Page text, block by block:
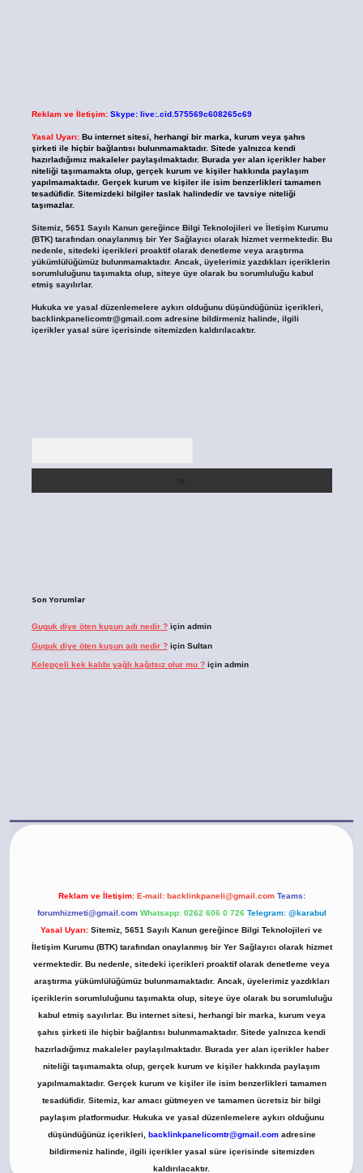
Reklam ve İletişim: Skype: live:.cid.575569c608265c69
Yasal Uyarı: Bu internet sitesi, herhangi bir marka, kurum veya şahıs
şirketi ile hiçbir bağlantısı bulunmamaktadır. Sitede yalnızca kendi
hazırladığımız makaleler paylaşılmaktadır. Burada yer alan içerikler haber
niteliği taşımamakta olup, gerçek kurum ve kişiler hakkında paylaşım
yapılmamaktadır. Gerçek kurum ve kişiler ile isim benzerlikleri tamamen
tesadüfidir. Sitemizdeki bilgiler taslak halindedir ve tavsiye niteliği
taşımazlar.
Sitemiz, 5651 Sayılı Kanun gereğince Bilgi Teknolojileri ve İletişim Kurumu
(BTK) tarafından onaylanmış bir Yer Sağlayıcı olarak hizmet vermektedir. Bu
nedenle, sitedeki içerikleri proaktif olarak denetleme veya araştırma
yükümlülüğümüz bulunmamaktadır. Ancak, üyelerimiz yazdıkları içeriklerin
sorumluluğunu taşımakta olup, siteye üye olarak bu sorumluluğu kabul
etmiş sayılırlar.
Hukuka ve yasal düzenlemelere aykırı olduğunu düşündüğünüz içerikleri,
backlinkpanelicomtr@gmail.comadresine bildirmeniz halinde, ilgili
içerikler yasal süre içerisinde sitemizden kaldırılacaktır.
Son Yorumlar
Guguk diye öten kuşun adı nedir ?için admin
Guguk diye öten kuşun adı nedir ?için Sultan
Kelepçeli kek kalıbı yağlı kağıtsız olur mu ?için admin
Reklam ve İletişim: E-mail: backlinkpaneli@gmail.com Teams:
forumhizmeti@gmail.com Whatsapp: 0262 606 0 726 Telegram: @karabul
Yasal Uyarı: Sitemiz, 5651 Sayılı Kanun gereğince Bilgi Teknolojileri ve
İletişim Kurumu (BTK) tarafından onaylanmış bir Yer Sağlayıcı olarak hizmet
vermektedir. Bu nedenle, sitedeki içerikleri proaktif olarak denetleme veya
araştırma yükümlülüğümüz bulunmamaktadır. Ancak, üyelerimiz yazdıkları
içeriklerin sorumluluğunu taşımakta olup, siteye üye olarak bu sorumluluğu
kabul etmiş sayılırlar. Bu internet sitesi, herhangi bir marka, kurum veya
şahıs şirketi ile hiçbir bağlantısı bulunmamaktadır. Sitede yalnızca kendi
hazırladığımız makaleler paylaşılmaktadır. Burada yer alan içerikler haber
niteliği taşımamakta olup, gerçek kurum ve kişiler hakkında paylaşım
yapılmamaktadır. Gerçek kurum ve kişiler ile isim benzerlikleri tamamen
tesadüfidir. Sitemiz, kar amacı gütmeyen ve tamamen ücretsiz bir bilgi
paylaşım platformudur. Hukuka ve yasal düzenlemelere aykırı olduğunu
düşündüğünüz içerikleri, backlinkpanelicomtr@gmail.comadresine
bildirmeniz halinde, ilgili içerikler yasal süre içerisinde sitemizden
kaldırılacaktır.